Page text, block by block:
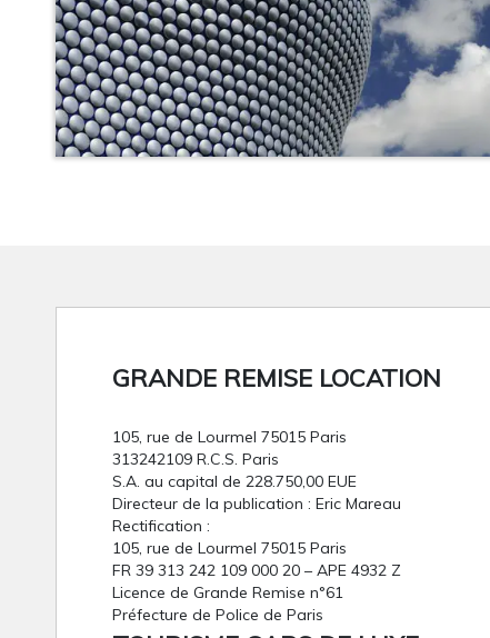
GRANDE REMISE LOCATION
105, rue de Lourmel 75015 Paris
313242109 R.C.S. Paris
S.A. au capital de 228.750,00 EUE
Directeur de la publication : Eric Mareau
Rectification :
105, rue de Lourmel 75015 Paris
FR 39 313 242 109 000 20 – APE 4932 Z
Licence de Grande Remise n°61
Préfecture de Police de Paris